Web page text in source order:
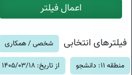
فیلترهای انتخابی شخصی / همکاری
منطقه 11: دانشجو از تاریخ: 1405/03/18